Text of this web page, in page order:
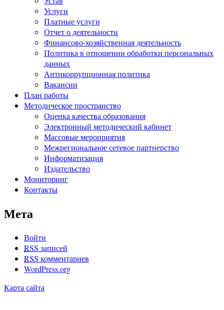
Услуги
Платные услуги
Отчет о деятельности
Финансово-хозяйственная деятельность
Политика в отношении обработки персональных
данных
Антикоррупционная политика
Вакансии
План работы
Методическое пространство
Оценка качества образования
Электронный методический кабинет
Массовые мероприятия
Межрегиональное сетевое партнерство
Информатизация
Издательство
Мониторинг
Контакты
Мета
Войти
RSS записей
RSS комментариев
WordPress.org
Карта сайта